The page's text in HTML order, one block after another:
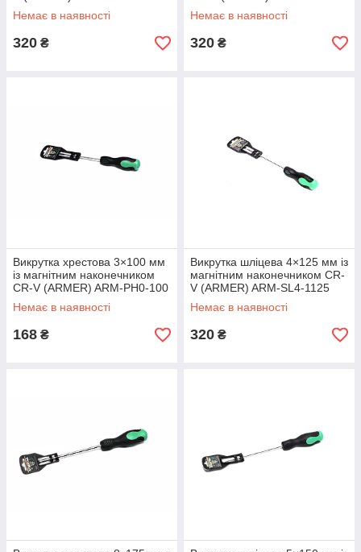
Немає в наявності
320 ₴
Немає в наявності
320 ₴
Викрутка хрестова 3×100 мм
із магнітним наконечником
CR-V (ARMER) ARM-PH0-100
Немає в наявності
168 ₴
Викрутка шліцева 4×125 мм із
магнітним наконечником CR-
V (ARMER) ARM-SL4-1125
Немає в наявності
320 ₴